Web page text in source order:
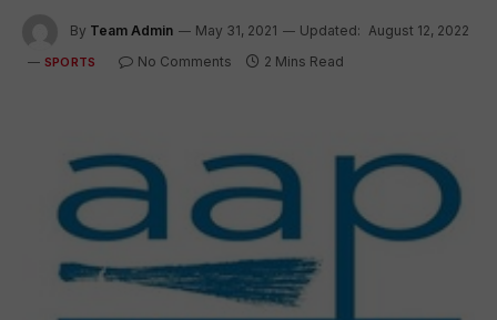
By Team Admin May 31, 2021 Updated: August 12, 2022
SPORTS No Comments 2 Mins Read